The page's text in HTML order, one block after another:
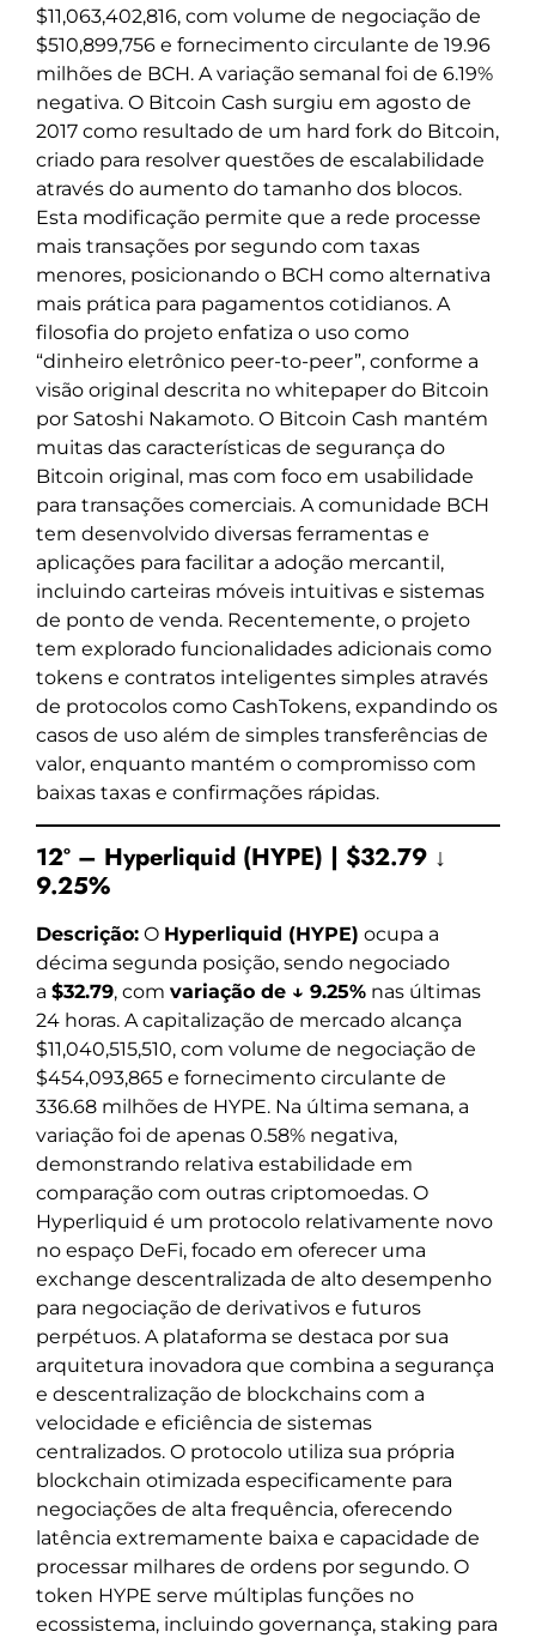
$11,063,402,816, com volume de negociação de
$510,899,756 e fornecimento circulante de 19.96
milhões de BCH. A variação semanal foi de 6.19%
negativa. O Bitcoin Cash surgiu em agosto de
2017 como resultado de um hard fork do Bitcoin,
criado para resolver questões de escalabilidade
através do aumento do tamanho dos blocos.
Esta modificação permite que a rede processe
mais transações por segundo com taxas
menores, posicionando o BCH como alternativa
mais prática para pagamentos cotidianos. A
filosofia do projeto enfatiza o uso como
“dinheiro eletrônico peer-to-peer”, conforme a
visão original descrita no whitepaper do Bitcoin
por Satoshi Nakamoto. O Bitcoin Cash mantém
muitas das características de segurança do
Bitcoin original, mas com foco em usabilidade
para transações comerciais. A comunidade BCH
tem desenvolvido diversas ferramentas e
aplicações para facilitar a adoção mercantil,
incluindo carteiras móveis intuitivas e sistemas
de ponto de venda. Recentemente, o projeto
tem explorado funcionalidades adicionais como
tokens e contratos inteligentes simples através
de protocolos como CashTokens, expandindo os
casos de uso além de simples transferências de
valor, enquanto mantém o compromisso com
baixas taxas e confirmações rápidas.
12º – Hyperliquid (HYPE) | $32.79 ↓
9.25%
Descrição: O Hyperliquid (HYPE) ocupa a
décima segunda posição, sendo negociado
a $32.79, com variação de ↓ 9.25% nas últimas
24 horas. A capitalização de mercado alcança
$11,040,515,510, com volume de negociação de
$454,093,865 e fornecimento circulante de
336.68 milhões de HYPE. Na última semana, a
variação foi de apenas 0.58% negativa,
demonstrando relativa estabilidade em
comparação com outras criptomoedas. O
Hyperliquid é um protocolo relativamente novo
no espaço DeFi, focado em oferecer uma
exchange descentralizada de alto desempenho
para negociação de derivativos e futuros
perpétuos. A plataforma se destaca por sua
arquitetura inovadora que combina a segurança
e descentralização de blockchains com a
velocidade e eficiência de sistemas
centralizados. O protocolo utiliza sua própria
blockchain otimizada especificamente para
negociações de alta frequência, oferecendo
latência extremamente baixa e capacidade de
processar milhares de ordens por segundo. O
token HYPE serve múltiplas funções no
ecossistema, incluindo governança, staking para